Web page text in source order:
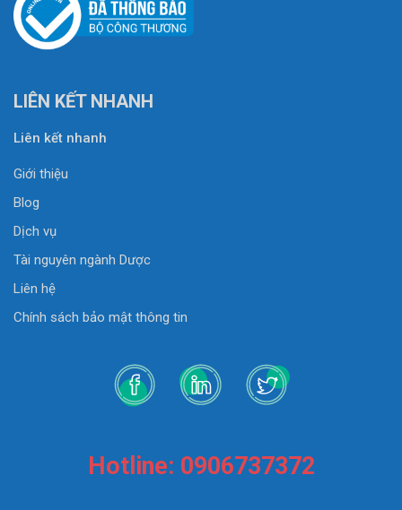
LIÊN KẾT NHANH
Liên kết nhanh
Giới thiệu
Blog
Dịch vụ
Tài nguyên ngành Dược
Liên hệ
Chính sách bảo mật thông tin
Hotline: 0906737372